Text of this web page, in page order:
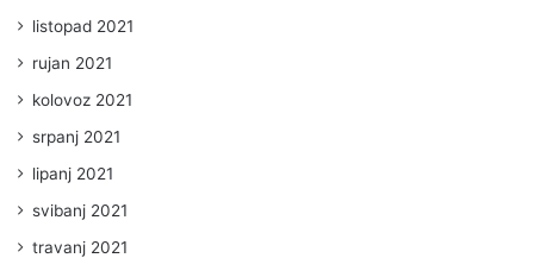
listopad 2021
rujan 2021
kolovoz 2021
srpanj 2021
lipanj 2021
svibanj 2021
travanj 2021